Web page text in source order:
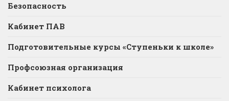
Безопасность
Кабинет ПАВ
Подготовительные курсы «Ступеньки к школе»
Профсоюзная организация
Кабинет психолога